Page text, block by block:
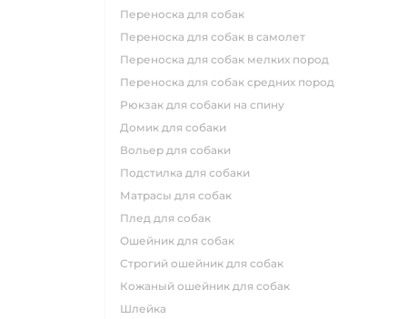
переноска для собак
переноска для собак в самолет
переноска для собак мелких пород
переноска для собак средних пород
рюкзак для собаки на спину
домик для собаки
вольер для собаки
подстилка для собаки
матрасы для собак
плед для собак
ошейник для собак
строгий ошейник для собак
кожаный ошейник для собак
шлейка